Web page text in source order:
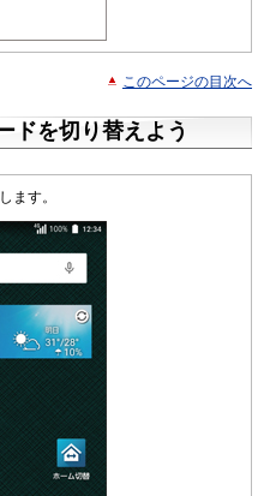
このページの目次へ
ドを切り替えよう
ます。